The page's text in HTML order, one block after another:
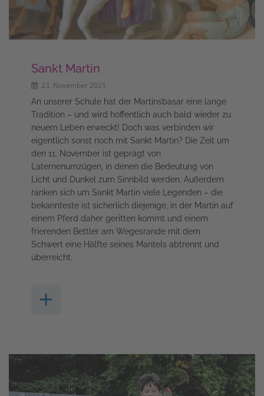
Sankt Martin
23. November 2021
An unserer Schule hat der Martinsbasar eine lange
Tradition – und wird hoffentlich auch bald wieder zu
neuem Leben erweckt! Doch was verbinden wir
eigentlich sonst noch mit Sankt Martin? Die Zeit um
den 11. November ist geprägt von
Laternenumzügen, in denen die Bedeutung von
Licht und Dunkel zum Sinnbild werden. Außerdem
ranken sich um Sankt Martin viele Legenden – die
bekannteste ist sicherlich diejenige, in der Martin auf
einem Pferd daher geritten kommt und einem
frierenden Bettler am Wegesrande mit dem
Schwert eine Hälfte seines Mantels abtrennt und
überreicht.